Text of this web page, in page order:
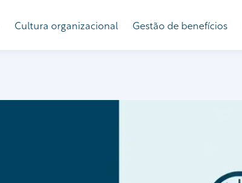
Cultura organizacional Gestão de benefícios